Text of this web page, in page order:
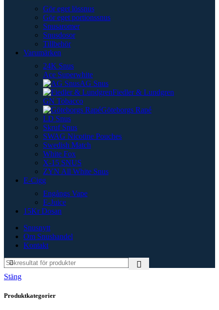
Gör eget lössnus
Gör eget portionssnus
Snusaromer
Snusdosor
Tillbehör
Varumärken
24K Snus
Ace Superwhite
AG Snus
Fiedler & Lundgren
GN Tobacco
Göteborgs Rapé
LD Snus
Skruf Snus
SWAG Nicotine Pouches
Swedish Match
White Fox
X-15 SNUS
ZYN All White Snus
E-Cigg
Engångs Vape
E-Juice
15Kr Dosan
Snusnytt
Om Snushandel
Kontakt
Stäng
Produktkategorier